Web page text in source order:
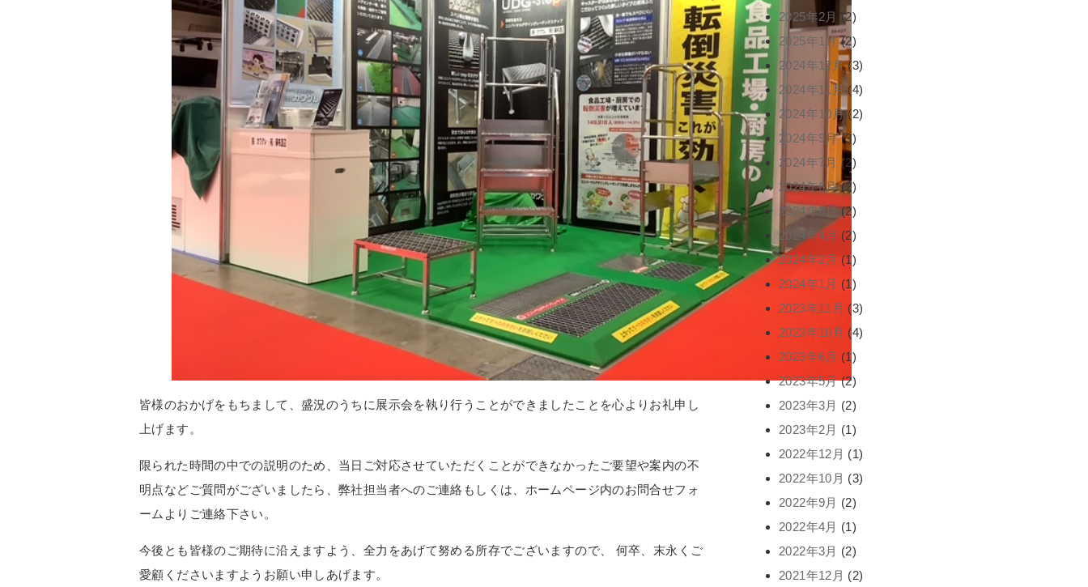
皆様のおかげをもちまして、盛況のうちに展示会を執り行うことができましたことを心よりお礼申し
上げます。
限られた時間の中での説明のため、当日ご対応させていただくことができなかったご要望や案内の不
明点などご質問がございましたら、弊社担当者へのご連絡もしくは、ホームページ内のお問合せフォ
ームよりご連絡下さい。
今後とも皆様のご期待に沿えますよう、全力をあげて努める所存でございますので、 何卒、末永くご
愛顧くださいますようお願い申しあげます。
2025年2月 (2)
2025年1月(2)
2024年12月(3)
2024年11月 (4)
2024年10月(2)
2024年9月(3)
2024年7月 (2)
2024年6月(2)
2024年5月(2)
2024年4月 (2)
2024年2月(1)
2024年1月 (1)
2023年11月 (3)
2023年10月 (4)
2023年6月 (1)
2023年5月(2)
2023年3月 (2)
2023年2月 (1)
2022年12月 (1)
2022年10月 (3)
2022年9月 (2)
2022年4月 (1)
2022年3月 (2)
2021年12月 (2)